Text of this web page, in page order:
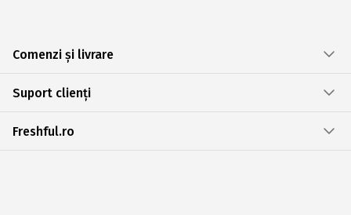
Comenzi și livrare
Suport clienți
Freshful.ro